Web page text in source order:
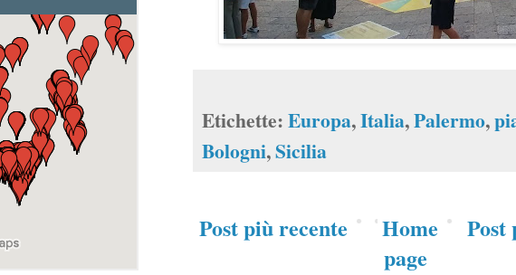
Etichette:Europa,Italia,Palermo,
Bologni,Sicilia
Post più recente Post
Home
page